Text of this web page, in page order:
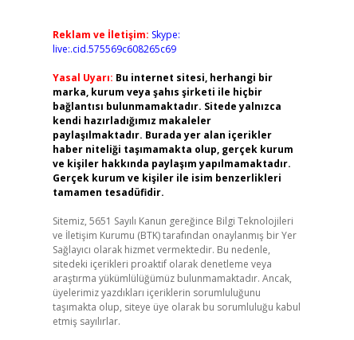
Reklam ve İletişim: Skype:
live:.cid.575569c608265c69
Yasal Uyarı: Bu internet sitesi, herhangi bir
marka, kurum veya şahıs şirketi ile hiçbir
bağlantısı bulunmamaktadır. Sitede yalnızca
kendi hazırladığımız makaleler
paylaşılmaktadır. Burada yer alan içerikler
haber niteliği taşımamakta olup, gerçek kurum
ve kişiler hakkında paylaşım yapılmamaktadır.
Gerçek kurum ve kişiler ile isim benzerlikleri
tamamen tesadüfidir.
Sitemiz, 5651 Sayılı Kanun gereğince Bilgi Teknolojileri
ve İletişim Kurumu (BTK) tarafından onaylanmış bir Yer
Sağlayıcı olarak hizmet vermektedir. Bu nedenle,
sitedeki içerikleri proaktif olarak denetleme veya
araştırma yükümlülüğümüz bulunmamaktadır. Ancak,
üyelerimiz yazdıkları içeriklerin sorumluluğunu
taşımakta olup, siteye üye olarak bu sorumluluğu kabul
etmiş sayılırlar.